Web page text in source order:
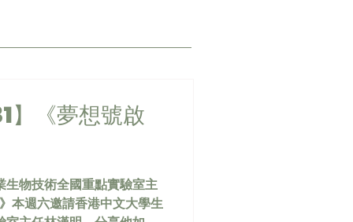
】《夢想號啟
生物技術全國重點實驗室主
本週六邀請香港中文大學生